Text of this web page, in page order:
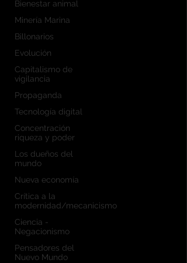
Bienestar animal
Minería Marina
Billonarios
Evolución
Capitalismo de
vigilancia
Propaganda
Tecnología digital
Concentración
riqueza y poder
Los dueños del
mundo
Nueva economía
Crítica a la
modernidad/mecanicismo
Ciencia -
Negacionismo
Pensadores del
Nuevo Mundo